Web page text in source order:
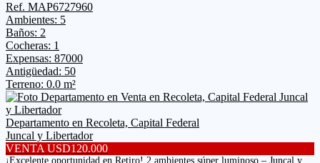
Ref. MAP6727960
Ambientes: 5
Baños: 2
Cocheras: 1
Expensas: 87000
Antigüedad: 50
Terreno: 0.0 m²
Departamento en Recoleta, Capital Federal
Juncal y Libertador
VENTA USD120.000
¡Excelente oportunidad en Retiro! 2 ambientes súper luminoso – Juncal y